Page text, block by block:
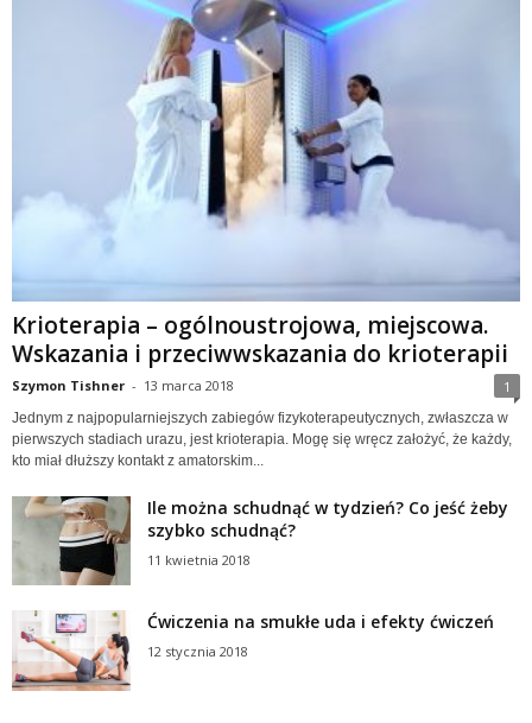
Krioterapia – ogólnoustrojowa, miejscowa.
Wskazania i przeciwwskazania do krioterapii
Szymon Tishner - 13 marca 2018 1
Jednym z najpopularniejszych zabiegów fizykoterapeutycznych, zwłaszcza w
pierwszych stadiach urazu, jest krioterapia. Mogę się wręcz założyć, że każdy,
kto miał dłuższy kontakt z amatorskim...
Ile można schudnąć w tydzień? Co jeść żeby
szybko schudnąć?
11 kwietnia 2018
Ćwiczenia na smukłe uda i efekty ćwiczeń
12 stycznia 2018